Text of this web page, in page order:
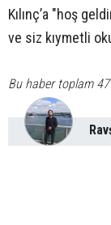
Kılınç’a "hoş
ve siz kıymetli
Bu haber toplam